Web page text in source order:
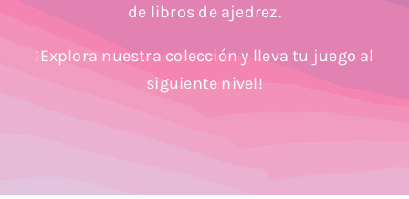
de libros de ajedrez.
¡Explora nuestra colección y lleva tu juego al
siguiente nivel!